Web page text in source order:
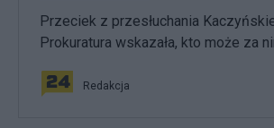
Przeciek z przesłuchania
Prokuratura wskazała, kto może za
Redakcja